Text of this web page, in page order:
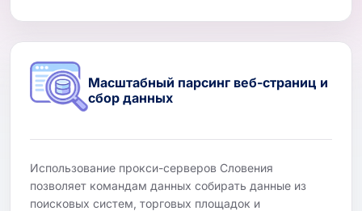
Масштабный парсинг веб-страниц и
сбор данных
Использование прокси-серверов Словения
позволяет командам данных собирать данные из
поисковых систем, торговых площадок и